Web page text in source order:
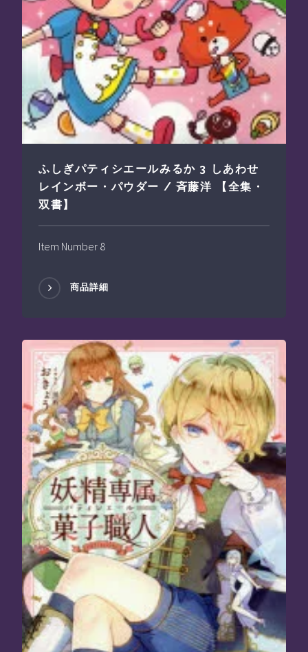
ふしぎパティシエールみるか 3 しあわせ
レインボー・パウダー / 斉藤洋 【全集・
双書】
Item Number 8
商品詳細